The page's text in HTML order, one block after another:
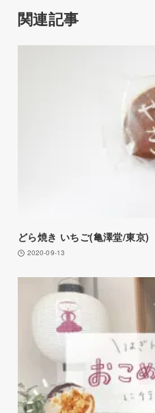
関連記事
どら焼き いちご(亀澤堂/東京)
2020-09-13